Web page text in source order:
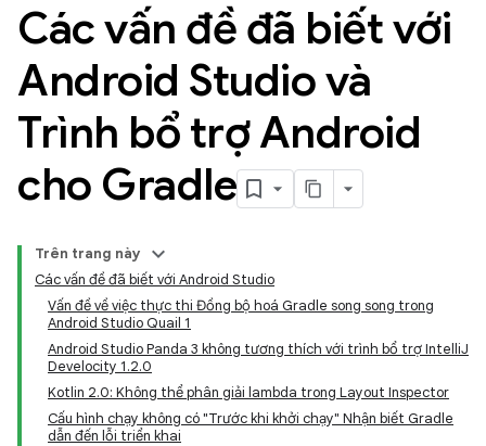
Các vấn đề đã biết với
Android Studio và
Trình bổ trợ Android
cho Gradle
Trên trang này
Các vấn đề đã biết với Android Studio
Vấn đề về việc thực thi Đồng bộ hoá Gradle song song trong
Android Studio Quail 1
Android Studio Panda 3 không tương thích với trình bổ trợ IntelliJ
Develocity 1.2.0
Kotlin 2.0: Không thể phân giải lambda trong Layout Inspector
Cấu hình chạy không có "Trước khi khởi chạy" Nhận biết Gradle
dẫn đến lỗi triển khai